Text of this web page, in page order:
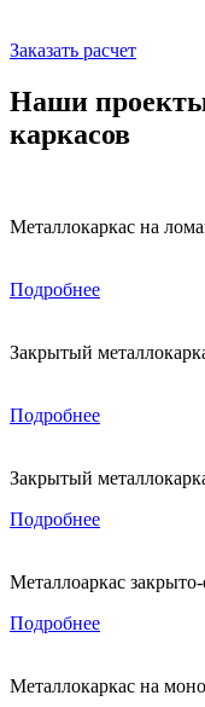
Заказать расчет
Наши
каркасов
Металлокаркас на
Подробнее
Закрытый
Подробнее
Закрытый
Подробнее
Металлоаркас
Подробнее
Металлокаркас на